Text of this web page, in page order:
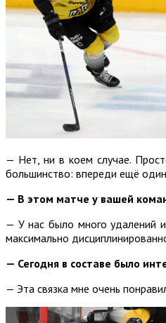
— Нет, ни в коем случае.
большинство: впереди ещё
— В этом матче у вашей
— У нас было много удалений
максимально
— Сегодня в составе было
— Эта связка мне очень